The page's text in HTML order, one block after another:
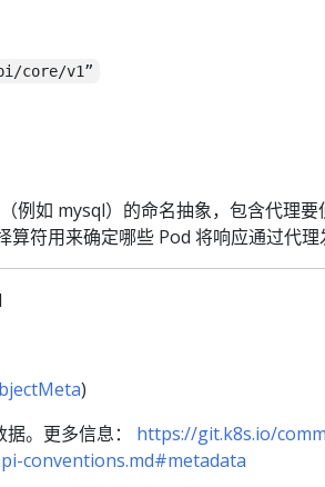
core/v1”
例如 mysql）的命名抽象，包含代理
算符用来确定哪些 Pod 将响应通过代理
)
。更多信息： https://git.k8s.io/
conventions.md#metadata